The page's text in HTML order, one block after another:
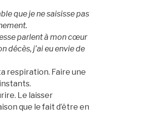
que je ne saisisse pas
parlent à mon cœur
décès, j’ai eu envie de
respiration. Faire une
Le laisser
que le fait d’être en